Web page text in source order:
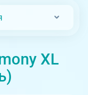
XL